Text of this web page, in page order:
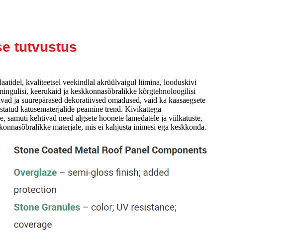
tutvustus
kvaliteetsel veekindlal akrüülvaigul liimina, looduskivi
keerukaid ja keskkonnasõbralikke kõrgtehnoloogilisi
ja suurepärased dekoratiivsed omadused, vaid ka kaasaegsete
katusematerjalide peamine trend. Kivikattega
kehtivad need algsete hoonete lamedatele ja viilkatuste,
materjale, mis ei kahjusta inimesi ega keskkonda.